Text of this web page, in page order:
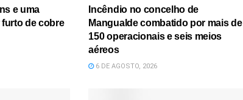
e uma
de cobre
Incêndio no concelho de
Mangualde combatido por mais de
150 operacionais e seis meios
aéreos
6 DE AGOSTO, 2026